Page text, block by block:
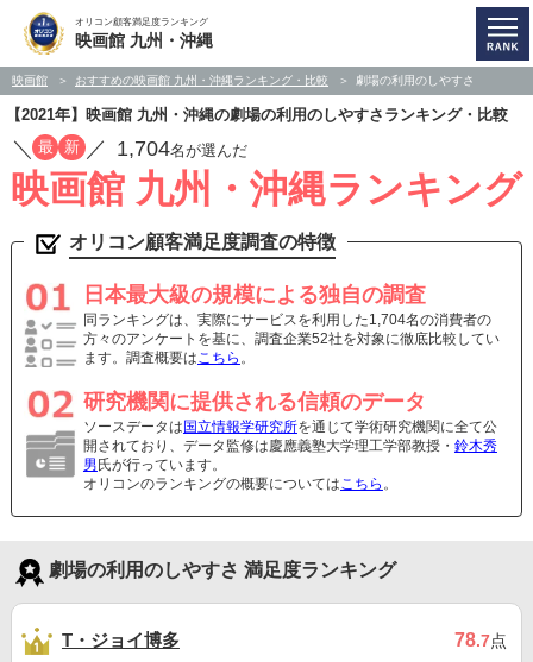
オリコン顧客満足度ランキング
映画館 九州・沖縄
映画館 おすすめの映画館 九州・沖縄ランキング・比較 劇場の利用のしやすさ
【2021年】映画館 九州・沖縄の劇場の利用のしやすさランキング・比較
／ 最 新 ／ 1,704名が選んだ
映画館 九州・沖縄ランキング
オリコン顧客満足度調査の特徴
日本最大級の規模による独自の調査
同ランキングは、実際にサービスを利用した1,704名の消費者の
方々のアンケートを基に、調査企業52社を対象に徹底比較してい
ます。調査概要はこちら 。
研究機関に提供される信頼のデータ
ソースデータは 国立情報学研究所を通じて学術研究機関に全て公
開されており、データ監修は慶應義塾大学理工学部教授・ 鈴木秀
男 氏が行っています。
オリコンのランキングの概要についてはこちら 。
劇場の利用のしやすさ 満足度ランキング
T・ジョイ博多 78.7点